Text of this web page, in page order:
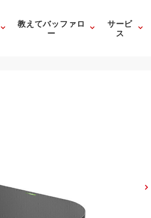
教えてバッファロ
ー
サービ
ス